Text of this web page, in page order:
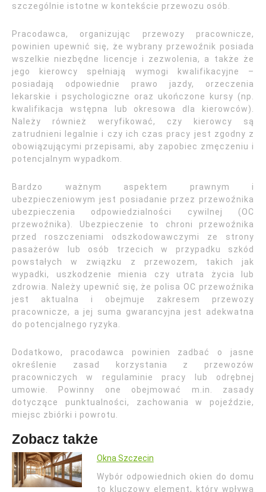
szczególnie istotne w kontekście przewozu osób.
Pracodawca, organizując przewozy pracownicze,
powinien upewnić się, że wybrany przewoźnik posiada
wszelkie niezbędne licencje i zezwolenia, a także że
jego kierowcy spełniają wymogi kwalifikacyjne –
posiadają odpowiednie prawo jazdy, orzeczenia
lekarskie i psychologiczne oraz ukończone kursy (np.
kwalifikacja wstępna lub okresowa dla kierowców).
Należy również weryfikować, czy kierowcy są
zatrudnieni legalnie i czy ich czas pracy jest zgodny z
obowiązującymi przepisami, aby zapobiec zmęczeniu i
potencjalnym wypadkom.
Bardzo ważnym aspektem prawnym i
ubezpieczeniowym jest posiadanie przez przewoźnika
ubezpieczenia odpowiedzialności cywilnej (OC
przewoźnika). Ubezpieczenie to chroni przewoźnika
przed roszczeniami odszkodowawczymi ze strony
pasażerów lub osób trzecich w przypadku szkód
powstałych w związku z przewozem, takich jak
wypadki, uszkodzenie mienia czy utrata życia lub
zdrowia. Należy upewnić się, że polisa OC przewoźnika
jest aktualna i obejmuje zakresem przewozy
pracownicze, a jej suma gwarancyjna jest adekwatna
do potencjalnego ryzyka.
Dodatkowo, pracodawca powinien zadbać o jasne
określenie zasad korzystania z przewozów
pracowniczych w regulaminie pracy lub odrębnej
umowie. Powinny one obejmować m.in. zasady
dotyczące punktualności, zachowania w pojeździe,
miejsc zbiórki i powrotu.
Zobacz także
Okna Szczecin
Wybór odpowiednich okien do domu
to kluczowy element, który wpływa